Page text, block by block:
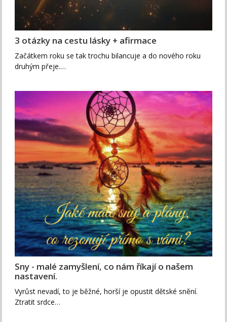
3 otázky na cestu lásky + afirmace
Začátkem roku se tak trochu bilancuje a do nového roku
druhým přeje.…
Sny - malé zamyšlení, co nám říkají o našem
nastavení.
Vyrůst nevadí, to je běžné, horší je opustit dětské snění.
Ztratit srdce…